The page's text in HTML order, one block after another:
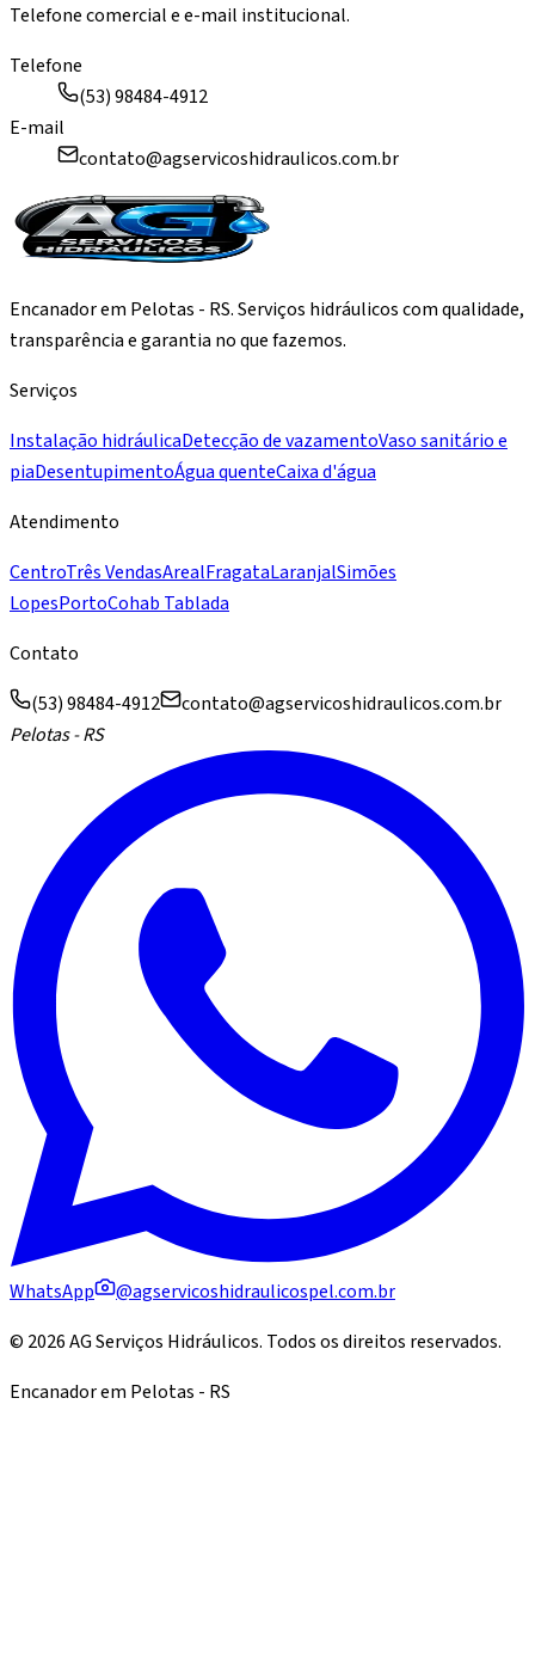
Telefone comercial e e-mail institucional.
Telefone
(53) 98484-4912
E-mail
contato@agservicoshidraulicos.com.br
Encanador em Pelotas - RS. Serviços hidráulicos com qualidade,
transparência e garantia no que fazemos.
Serviços
Instalação hidráulicaDetecção de vazamentoVaso sanitário e
piaDesentupimentoÁgua quenteCaixa d'água
Atendimento
CentroTrês VendasArealFragataLaranjalSimões
LopesPortoCohab Tablada
Contato
(53) 98484-4912
contato@agservicoshidraulicos.com.br
Pelotas - RS
WhatsApp
@agservicoshidraulicospel.com.br
© 2026AG Serviços Hidráulicos. Todos os direitos reservados.
Encanador em Pelotas - RS